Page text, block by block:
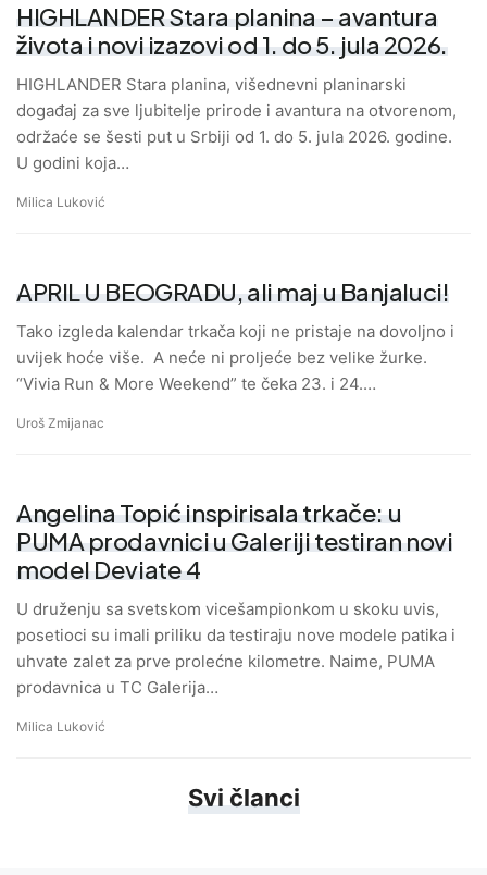
HIGHLANDER Stara planina – avantura
života i novi izazovi od 1. do 5. jula 2026.
HIGHLANDER Stara planina, višednevni planinarski
događaj za sve ljubitelje prirode i avantura na otvorenom,
održaće se šesti put u Srbiji od 1. do 5. jula 2026. godine.
U godini koja…
Milica Luković
APRIL U BEOGRADU, ali maj u Banjaluci!
Tako izgleda kalendar trkača koji ne pristaje na dovoljno i
uvijek hoće više. A neće ni proljeće bez velike žurke.
“Vivia Run & More Weekend” te čeka 23. i 24.…
Uroš Zmijanac
Angelina Topić inspirisala trkače: u
PUMA prodavnici u Galeriji testiran novi
model Deviate 4
U druženju sa svetskom vicešampionkom u skoku uvis,
posetioci su imali priliku da testiraju nove modele patika i
uhvate zalet za prve prolećne kilometre. Naime, PUMA
prodavnica u TC Galerija…
Milica Luković
Svi članci